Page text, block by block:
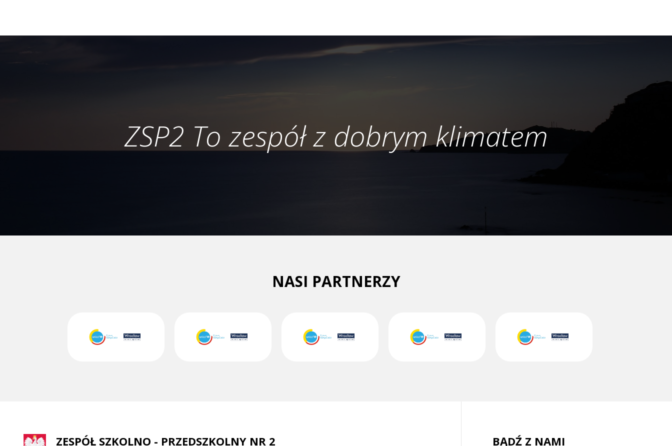
ZSP2 To zespół z dobrym klimatem
NASI PARTNERZY
ZESPÓŁ SZKOLNO - PRZEDSZKOLNY NR 2 BĄDŹ Z NAMI